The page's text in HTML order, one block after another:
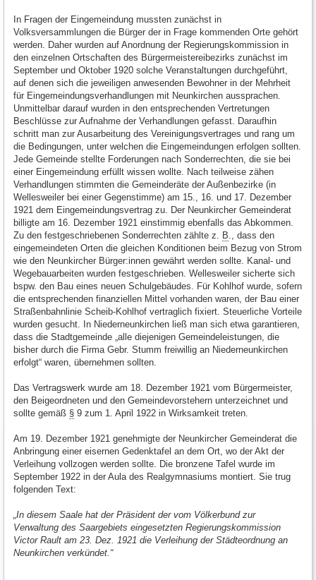
In Fragen der Eingemeindung mussten zunächst in
Volksversammlungen die Bürger der in Frage kommenden Orte gehört
werden. Daher wurden auf Anordnung der Regierungskommission in
den einzelnen Ortschaften des Bürgermeistereibezirks zunächst im
September und Oktober 1920 solche Veranstaltungen durchgeführt,
auf denen sich die jeweiligen anwesenden Bewohner in der Mehrheit
für Eingemeindungsverhandlungen mit Neunkirchen aussprachen.
Unmittelbar darauf wurden in den entsprechenden Vertretungen
Beschlüsse zur Aufnahme der Verhandlungen gefasst. Daraufhin
schritt man zur Ausarbeitung des Vereinigungsvertrages und rang um
die Bedingungen, unter welchen die Eingemeindungen erfolgen sollten.
Jede Gemeinde stellte Forderungen nach Sonderrechten, die sie bei
einer Eingemeindung erfüllt wissen wollte. Nach teilweise zähen
Verhandlungen stimmten die Gemeinderäte der Außenbezirke (in
Wellesweiler bei einer Gegenstimme) am 15., 16. und 17. Dezember
1921 dem Eingemeindungsvertrag zu. Der Neunkircher Gemeinderat
billigte am 16. Dezember 1921 einstimmig ebenfalls das Abkommen.
Zu den festgeschriebenen Sonderrechten zählte z. B ., dass den
eingemeindeten Orten die gleichen Konditionen beim Bezug von Strom
wie den Neunkircher Bürger:innen gewährt werden sollte. Kanal- und
Wegebauarbeiten wurden festgeschrieben. Wellesweiler sicherte sich
bspw. den Bau eines neuen Schulgebäudes. Für Kohlhof wurde, sofern
die entsprechenden finanziellen Mittel vorhanden waren, der Bau einer
Straßenbahnlinie Scheib-Kohlhof vertraglich fixiert. Steuerliche Vorteile
wurden gesucht. In Niederneunkirchen ließ man sich etwa garantieren,
dass die Stadtgemeinde „alle diejenigen Gemeindeleistungen, die
bisher durch die Firma Gebr. Stumm freiwillig an Niederneunkirchen
erfolgt“ waren, übernehmen sollten.
Das Vertragswerk wurde am 18. Dezember 1921 vom Bürgermeister,
den Beigeordneten und den Gemeindevorstehern unterzeichnet und
sollte gemäß § 9 zum 1. April 1922 in Wirksamkeit treten.
Am 19. Dezember 1921 genehmigte der Neunkircher Gemeinderat die
Anbringung einer eisernen Gedenktafel an dem Ort, wo der Akt der
Verleihung vollzogen werden sollte. Die bronzene Tafel wurde im
September 1922 in der Aula des Realgymnasiums montiert. Sie trug
folgenden Text:
„In diesem Saale hat der Präsident der vom Völkerbund zur
Verwaltung des Saargebiets eingesetzten Regierungskommission
Victor Rault am 23. Dez. 1921 die Verleihung der Städteordnung an
Neunkirchen verkündet.“